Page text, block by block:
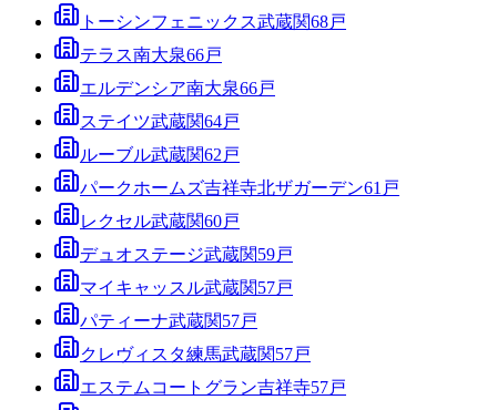
トーシンフェニックス武蔵関68戸
テラス南大泉66戸
エルデンシア南大泉66戸
ステイツ武蔵関64戸
ルーブル武蔵関62 戸
パークホームズ吉祥寺北ザガーデン61 戸
レクセル武蔵関60戸
デュオステージ武蔵関59戸
マイキャッスル武蔵関57戸
パティーナ武蔵関57戸
クレヴィスタ練馬武蔵関57戸
エステムコートグラン吉祥寺57戸